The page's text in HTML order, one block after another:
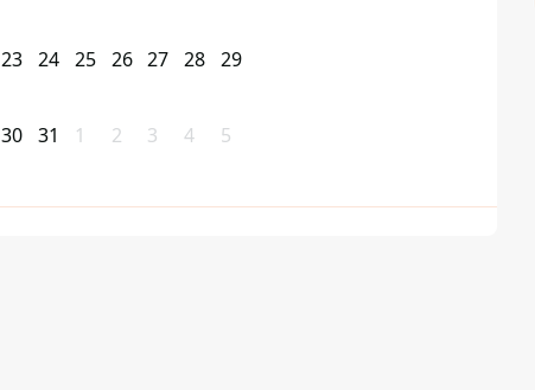
23 24 25 26 27 28 29
30 31 1 2 3 4 5